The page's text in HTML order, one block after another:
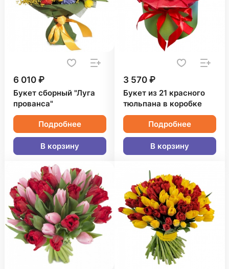
6 010 ₽
Букет сборный "Луга
прованса"
Подробнее
В корзину
3 570 ₽
Букет из 21 красного
тюльпана в коробке
Подробнее
В корзину